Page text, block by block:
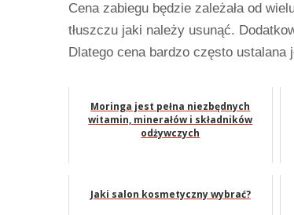
Cena zabiegu będzie zależała od
tłuszczu jaki należy usunąć.
Dlatego cena bardzo często ustalana
Moringa jest pełna niezbędnych
witamin, minerałów i składników
odżywczych
Jaki salon kosmetyczny wybrać?